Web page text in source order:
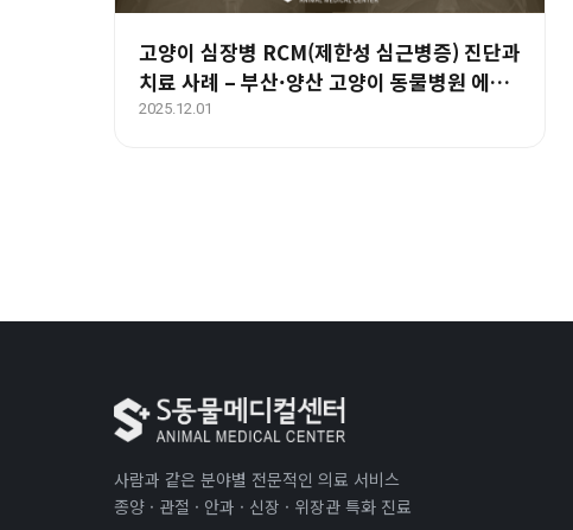
고양이 심장병 RCM(제한성 심근병증) 진단과
치료 사례 – 부산·양산 고양이 동물병원 에스
동물메디컬센터
2025.12.01
사람과 같은 분야별 전문적인 의료 서비스
종양 · 관절 · 안과 · 신장 · 위장관 특화 진료